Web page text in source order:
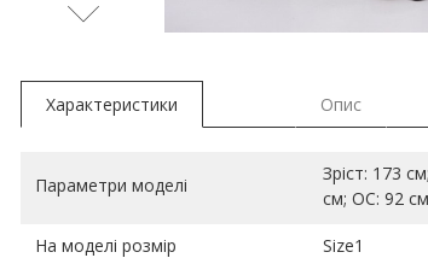
Характеристики Опис
Параметри моделі
Зріст: 173
см; ОС: 92
На моделі розмір Size1